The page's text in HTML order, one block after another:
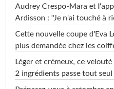
Audrey Crespo-Mara et
Ardisson : "Je n'ai touché à
Cette nouvelle coupe d'Eva
plus demandée chez les
Léger et crémeux, ce
2 ingrédients passe tout